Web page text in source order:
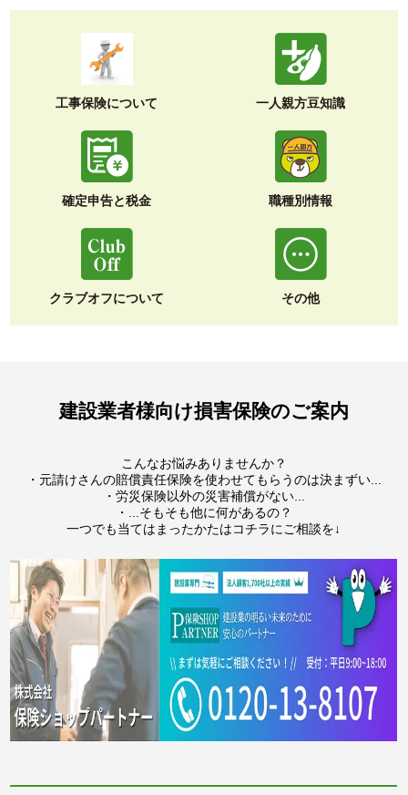
工事保険について 一人親方豆知識
確定申告と税金 職種別情報
クラブオフについて その他
建設業者様向け損害保険のご案内
こんなお悩みありませんか？
・元請けさんの賠償責任保険を使わせてもらうのは決まずい...
・労災保険以外の災害補償がない...
・...そもそも他に何があるの？
一つでも当てはまったかたはコチラにご相談を↓